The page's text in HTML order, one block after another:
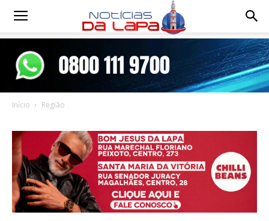
Notícias
Início Região